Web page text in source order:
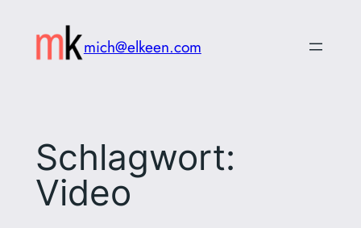
Inhalt
springen
mich@elkeen.com
Schlagwort:
Video